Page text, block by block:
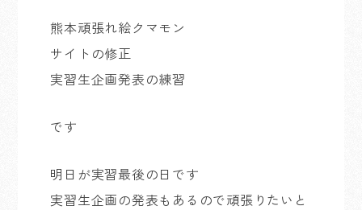
熊本頑張れ絵クマモン
サイトの修正
実習生企画発表の練習
です
明日が実習最後の日です
実習生企画の発表もあるので頑張りたいと